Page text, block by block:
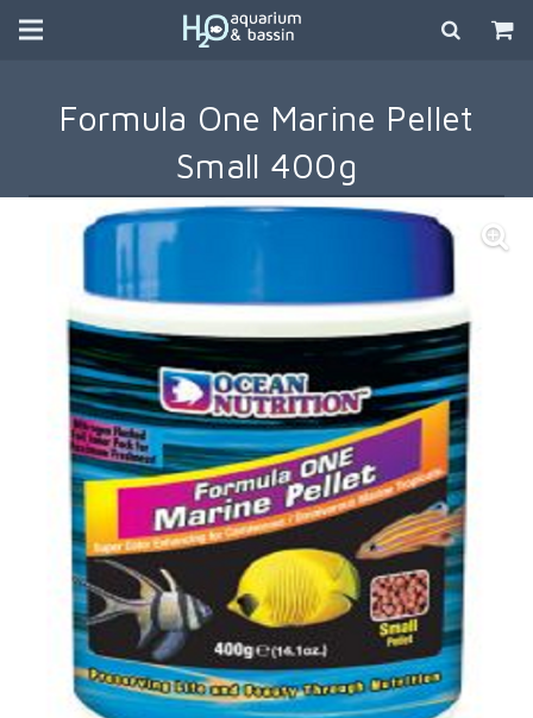
Formula One Marine Pellet
Small 400g